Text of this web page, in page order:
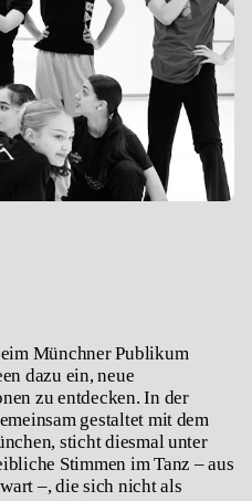
Münchner Publikum
dazu ein, neue
zu entdecken. In der
gestaltet mit dem
sticht diesmal unter
Stimmen im Tanz – aus
–, die sich nicht als